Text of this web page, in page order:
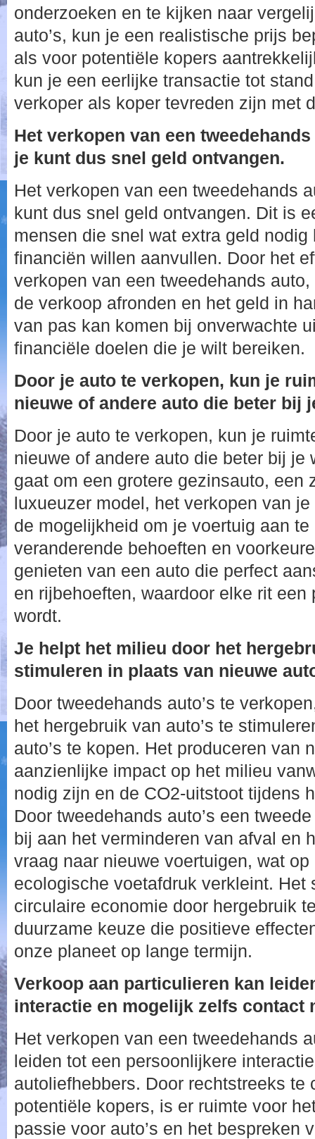
onderzoeken en te kijken naar
auto’s, kun je een realistische prijs
als voor potentiële kopers
kun je een eerlijke transactie tot
verkoper als koper tevreden zijn met
Het verkopen van een
je kunt dus snel geld ontvangen.
Het verkopen van een tweedehands
kunt dus snel geld ontvangen. Dit is
mensen die snel wat extra geld nodig
financiën willen aanvullen. Door het
verkopen van een tweedehands
de verkoop afronden en het geld in
van pas kan komen bij onverwachte
financiële doelen die je wilt bereiken.
Door je auto te verkopen, kun je
nieuwe of andere auto die beter bij
Door je auto te verkopen, kun je
nieuwe of andere auto die beter bij je
gaat om een grotere gezinsauto, een
luxueuzer model, het verkopen van
de mogelijkheid om je voertuig aan
veranderende behoeften en
genieten van een auto die perfect
en rijbehoeften, waardoor elke rit een
wordt.
Je helpt het milieu door het
stimuleren in plaats van nieuwe
Door tweedehands auto’s te
het hergebruik van auto’s te
auto’s te kopen. Het produceren van
aanzienlijke impact op het milieu
nodig zijn en de CO2-uitstoot tijdens
Door tweedehands auto’s een
bij aan het verminderen van afval en
vraag naar nieuwe voertuigen, wat
ecologische voetafdruk verkleint. Het
circulaire economie door hergebruik
duurzame keuze die positieve
onze planeet op lange termijn.
Verkoop aan particulieren kan
interactie en mogelijk zelfs contact
Het verkopen van een tweedehands
leiden tot een persoonlijkere
autoliefhebbers. Door rechtstreeks te
potentiële kopers, is er ruimte voor
passie voor auto’s en het bespreken